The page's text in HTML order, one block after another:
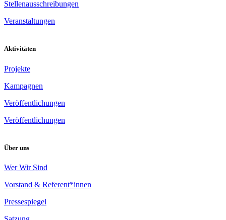
Stellenausschreibungen
Veranstaltungen
Aktivitäten
Projekte
Kampagnen
Veröffentlichungen
Veröffentlichungen
Über uns
Wer Wir Sind
Vorstand & Referent*innen
Pressespiegel